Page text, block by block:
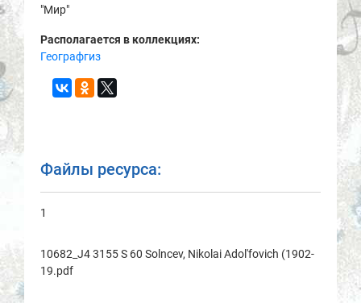
"Мир"
Располагается в коллекциях:
Географгиз
Файлы ресурса:
1
10682_J4 3155 S 60 Solncev, Nikolai Adol'fovich (1902-
19.pdf